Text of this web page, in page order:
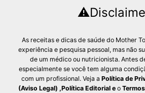
As receitas e dicas de saúde do Mother
experiência e pesquisa pessoal, mas não
de um médico ou nutricionista. Antes
especialmente se você tem alguma
com um profissional. Veja a Política de
(Aviso Legal) ,Política Editoriale o